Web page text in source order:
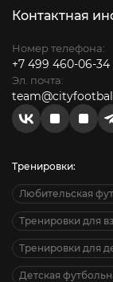
Контактная
Номер телефона:
+7 499 460-06-34
Эл. почта:
Тренировки:
Любительская
Тренировки для
Тренировки для
Детская